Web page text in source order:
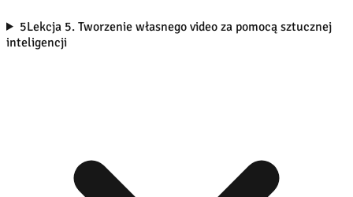
5Lekcja 5. Tworzenie własnego video za pomocą sztucznej
inteligencji